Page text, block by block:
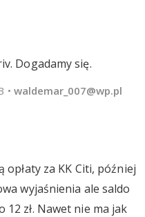
Dogadamy się.
• waldemar_007@wp.pl
opłaty za KK Citi, później
wyjaśnienia ale saldo
zł. Nawet nie ma jak